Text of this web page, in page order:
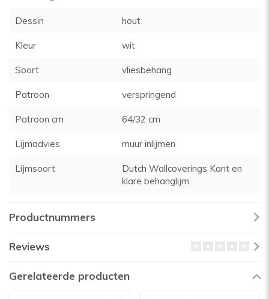
Dessin hout
Kleur wit
Soort vliesbehang
Patroon verspringend
Patroon cm 64/32 cm
Lijmadvies muur inlijmen
Lijmsoort
Dutch Wallcoverings Kant en
klare behanglijm
Productnummers
Reviews
Gerelateerde producten